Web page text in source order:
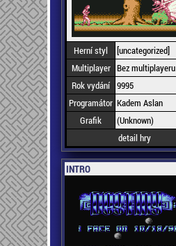
Herní styl
[uncategorized]
Multiplayer Bez multiplayeru
Rok vydání 9995
Programátor Kadem Aslan
Grafik
(Unknown)
detail hry
INTRO